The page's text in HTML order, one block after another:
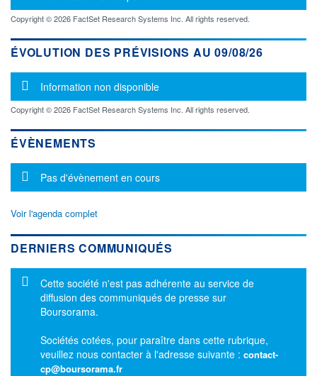
Copyright © 2026 FactSet Research Systems Inc. All rights reserved.
ÉVOLUTION DES PRÉVISIONS AU 09/08/26
Message d'information
Information non disponible
Copyright © 2026 FactSet Research Systems Inc. All rights reserved.
ÉVÈNEMENTS
Message d'information
Pas d'évènement en cours
Voir l'agenda complet
DERNIERS COMMUNIQUÉS
Message d'information
Cette société n'est pas adhérente au service de
diffusion des communiqués de presse sur
Boursorama.
Sociétés cotées, pour paraître dans cette rubrique,
veuillez nous contacter à l'adresse suivante : contact-
cp@boursorama.fr